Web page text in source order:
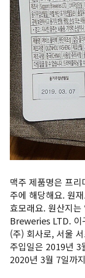
맥주 제품명은 프
주에 해당해요. 원
효모래요. 원산지
Breweries LTD. 이
(주) 회사로, 서울
주입일은 2019년 3
2020년 3월 7일까